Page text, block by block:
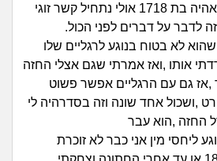
מדורים
זוגיות
היריון ולידה
הורות ומשפחה
חיפוש שאלות
הרשמה | התחברות
להיות איתו בקשר וכשאהיה בת 1718 אולי נתחיל קשר זוגי
לדבר על דברים לפני הכול.
לא בטוח בנוגע לרגליים שלו
אותו ,ואז אמרתי שגם אצלי החזה
,אז גם עם הרגליים אפשר פשוט
,ושכול אחד שונה וזה בסדרהיה לי
החזה ,הוא עבר
ליחסי מין אני כבר לא זוכרת